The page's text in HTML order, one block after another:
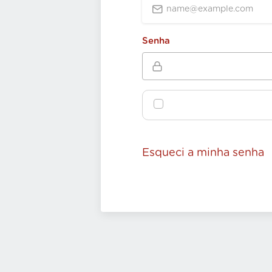
Senha
Esqueci a minha senha